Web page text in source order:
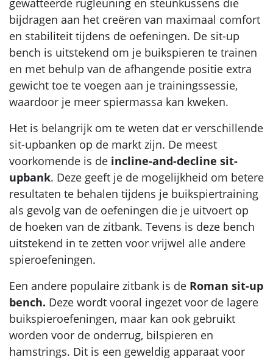
gewatteerde rugleuning en steunkussens die
bijdragen aan het creëren van maximaal comfort
en stabiliteit tijdens de oefeningen. De sit-up
bench is uitstekend om je buikspieren te trainen
en met behulp van de afhangende positie extra
gewicht toe te voegen aan je trainingssessie,
waardoor je meer spiermassa kan kweken.
Het is belangrijk om te weten dat er verschillende
sit-upbanken op de markt zijn. De meest
voorkomende is de incline-and-decline sit-
upbank. Deze geeft je de mogelijkheid om betere
resultaten te behalen tijdens je buikspiertraining
als gevolg van de oefeningen die je uitvoert op
de hoeken van de zitbank. Tevens is deze bench
uitstekend in te zetten voor vrijwel alle andere
spieroefeningen.
Een andere populaire zitbank is de Roman sit-up
bench. Deze wordt vooral ingezet voor de lagere
buikspieroefeningen, maar kan ook gebruikt
worden voor de onderrug, bilspieren en
hamstrings. Dit is een geweldig apparaat voor